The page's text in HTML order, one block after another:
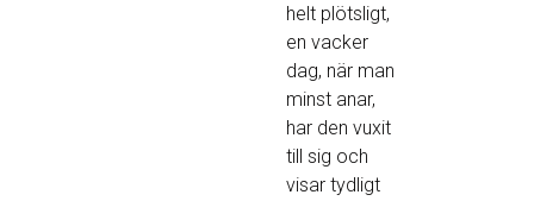
helt plötsligt,
en vacker
dag, när man
minst anar,
har den vuxit
till sig och
visar tydligt